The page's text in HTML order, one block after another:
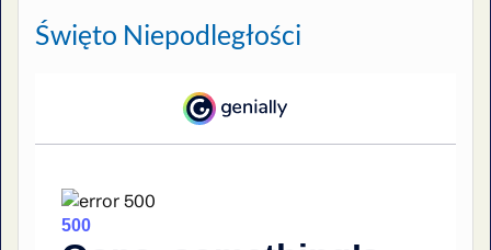
Święto Niepodległości